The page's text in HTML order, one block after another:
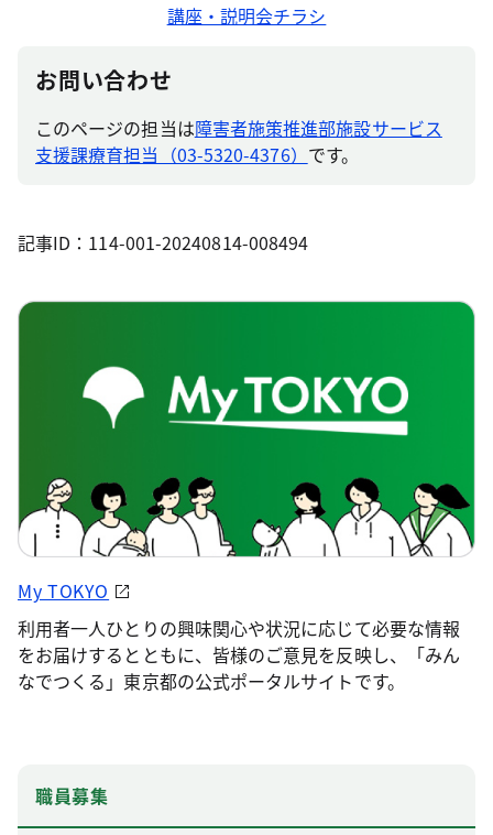
講座・説明会チラシ
お問い合わせ
このページの担当は障害者施策推進部施設サービス
支援課療育担当（03-5320-4376） です。
記事ID：114-001-20240814-008494
My TOKYO
利用者一人ひとりの興味関心や状況に応じて必要な情報
をお届けするとともに、皆様のご意見を反映し、「みん
なでつくる」東京都の公式ポータルサイトです。
職員募集